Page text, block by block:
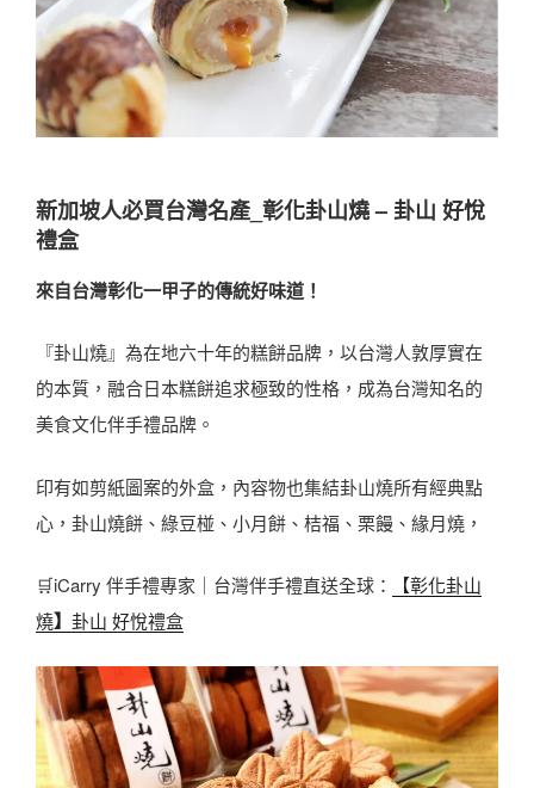
新加坡人必買台灣名產 _彰化卦山燒 – 卦山 好悅
禮盒
來自台灣彰化一甲子的傳統好味道！
『卦山燒』為在地六十年的糕餅品牌，以台灣人敦厚實在
的本質，融合日本糕餅追求極致的性格，成為台灣知名的
美食文化伴手禮品牌。
印有如剪紙圖案的外盒，內容物也集結卦山燒所有經典點
心，卦山燒餅、綠豆椪、小月餅、桔福、栗饅、緣月燒，
🛒iCarry 伴手禮專家｜台灣伴手禮直送全球：
【彰化卦山
燒】 卦山 好悅禮盒